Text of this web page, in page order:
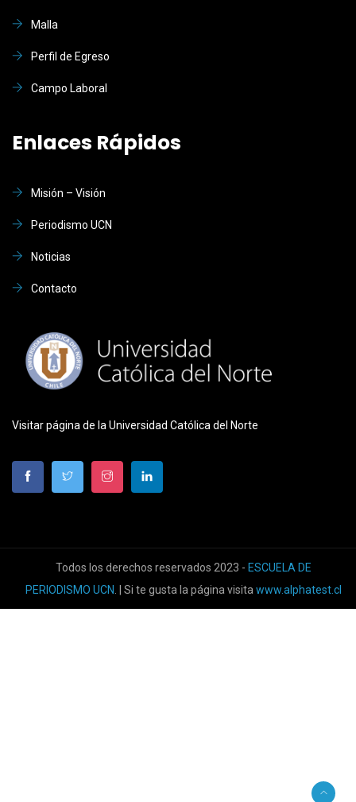
Malla
Perfil de Egreso
Campo Laboral
Enlaces Rápidos
Misión – Visión
Periodismo UCN
Noticias
Contacto
Visitar página de la Universidad Católica del Norte
Todos los derechos reservados 2023 - ESCUELA DE
PERIODISMO UCN . | Si te gusta la página visita www.alphatest.cl